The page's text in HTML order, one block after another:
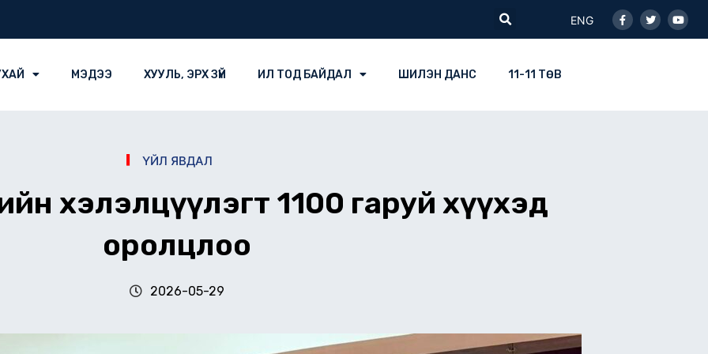
Search
ENG
f
МЭДЭЭ ХУУЛЬ, ЭРХ ЗҮЙ ИЛ ТОД БАЙДАЛ ШИЛЭН ДАНС 11-11 ТӨВ
ҮЙЛ ЯВДАЛ
хэлэлцүүлэгт 1100 гаруй хүүхэд
оролцлоо
2026-05-29